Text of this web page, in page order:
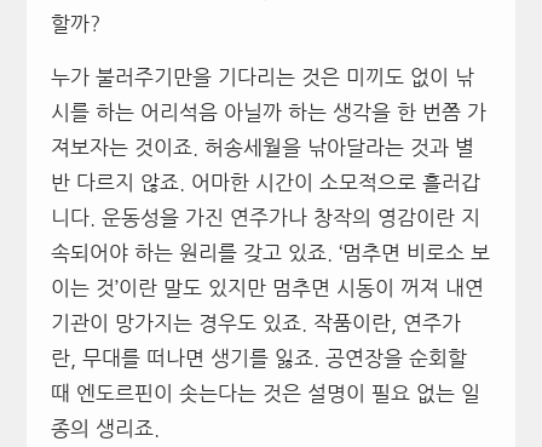
할까?
누가 불러주기만을 기다리는 것은 미끼도 없이 낚
시를 하는 어리석음 아닐까 하는 생각을 한 번쯤 가
져보자는 것이죠. 허송세월을 낚아달라는 것과 별
반 다르지 않죠. 어마한 시간이 소모적으로 흘러갑
니다. 운동성을 가진 연주가나 창작의 영감이란 지
속되어야 하는 원리를 갖고 있죠. ‘멈추면 비로소 보
이는 것’이란 말도 있지만 멈추면 시동이 꺼져 내연
기관이 망가지는 경우도 있죠. 작품이란, 연주가
란, 무대를 떠나면 생기를 잃죠. 공연장을 순회할
때 엔도르핀이 솟는다는 것은 설명이 필요 없는 일
종의 생리죠.